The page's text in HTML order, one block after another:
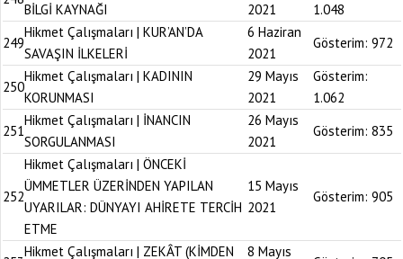
BİLGİ KAYNAĞI
2021
1.048
249
Hikmet Çalışmaları | KUR’AN’DA
SAVAŞIN İLKELERİ
6 Haziran
2021
Gösterim: 972
250
Hikmet Çalışmaları | KADININ
KORUNMASI
29 Mayıs
2021
Gösterim:
1.062
251
Hikmet Çalışmaları | İNANCIN
SORGULANMASI
26 Mayıs
2021
Gösterim: 835
252
Hikmet Çalışmaları | ÖNCEKİ
ÜMMETLER ÜZERİNDEN YAPILAN
UYARILAR: DÜNYAYI AHİRETE TERCİH
ETME
15 Mayıs
2021
Gösterim: 905
Hikmet Çalışmaları | ZEKÂT (KİMDEN
8 Mayıs